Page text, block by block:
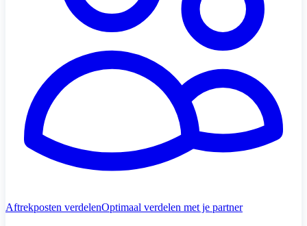
Aftrekposten verdelenOptimaal verdelen met je partner